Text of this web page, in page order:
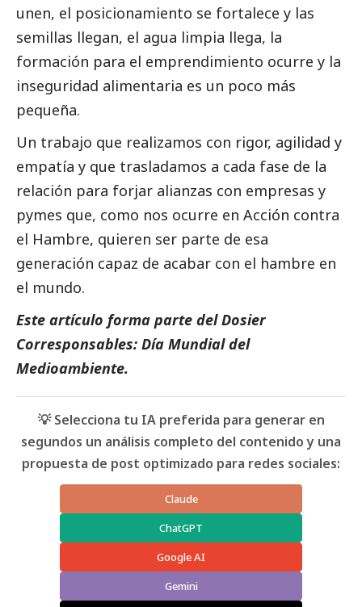
unen, el posicionamiento se fortalece y las
semillas llegan, el agua limpia llega, la
formación para el emprendimiento ocurre y la
inseguridad alimentaria es un poco más
pequeña.
Un trabajo que realizamos con rigor, agilidad y
empatía y que trasladamos a cada fase de la
relación para forjar alianzas con empresas y
pymes que, como nos ocurre en Acción contra
el Hambre, quieren ser parte de esa
generación capaz de acabar con el hambre en
el mundo.
Este artículo forma parte del Dosier
Corresponsables: Día Mundial del
Medioambiente.
💡 Selecciona tu IA preferida para generar en
segundos un análisis completo del contenido y una
propuesta de post optimizado para redes sociales:
Claude
ChatGPT
Google AI
Gemini